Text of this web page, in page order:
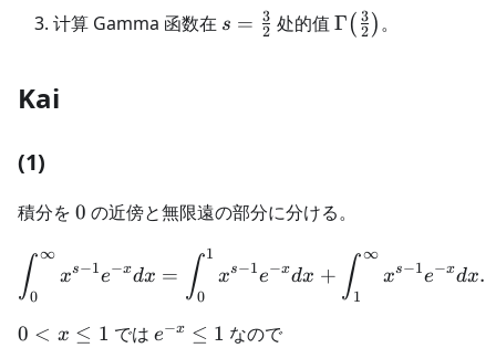
计算 Gamma 函数在 s=\frac32
s = 2
3 处的值Γ( 2
3 )。
Kai
(1)
積分を 0
0 の近傍と無限遠の部分に分ける。
\int_0^{\infty}x^{s-
∫0
∞
xs−1e−xdx = ∫0
1
xs−1e−xdx + ∫1
∞
xs−1e−xdx.
0<x\leq1
0 < x ≤ 1 では e^{-
e−x ≤ 1 なので